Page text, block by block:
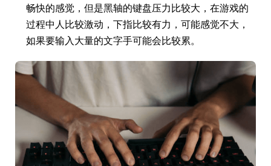
畅快的感觉，但是黑轴的键盘压力比较大，在游戏的
过程中人比较激动，下指比较有力，可能感觉不大，
如果要输入大量的文字手可能会比较累。